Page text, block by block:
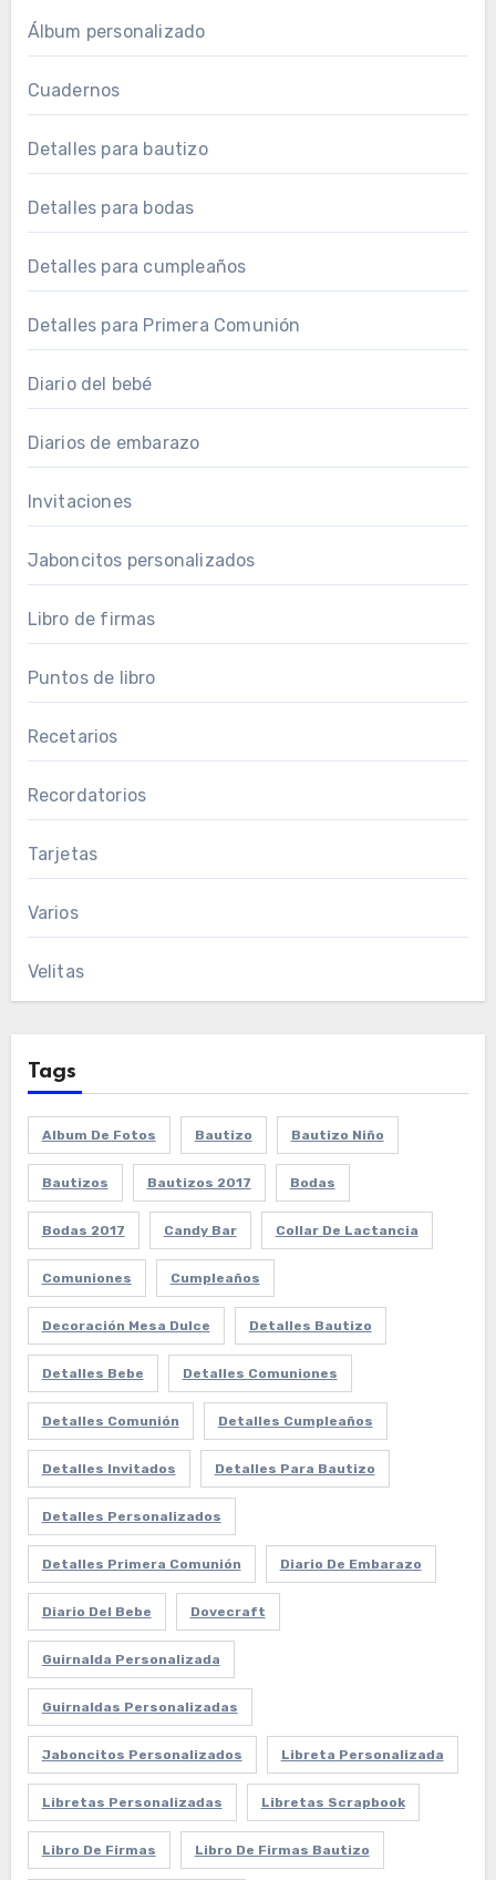
Álbum personalizado
Cuadernos
Detalles para bautizo
Detalles para bodas
Detalles para cumpleaños
Detalles para Primera Comunión
Diario del bebé
Diarios de embarazo
Invitaciones
Jaboncitos personalizados
Libro de firmas
Puntos de libro
Recetarios
Recordatorios
Tarjetas
Varios
Velitas
Tags
Album De Fotos Bautizo Bautizo Niño
Bautizos Bautizos 2017 Bodas
Bodas 2017 Candy Bar Collar De Lactancia
Comuniones Cumpleaños
Decoración Mesa Dulce Detalles Bautizo
Detalles Bebe Detalles Comuniones
Detalles Comunión Detalles Cumpleaños
Detalles Invitados Detalles Para Bautizo
Detalles Personalizados
Detalles Primera Comunión Diario De Embarazo
Diario Del Bebe Dovecraft
Guirnalda Personalizada
Guirnaldas Personalizadas
Jaboncitos Personalizados Libreta Personalizada
Libretas Personalizadas Libretas Scrapbook
Libro De Firmas Libro De Firmas Bautizo